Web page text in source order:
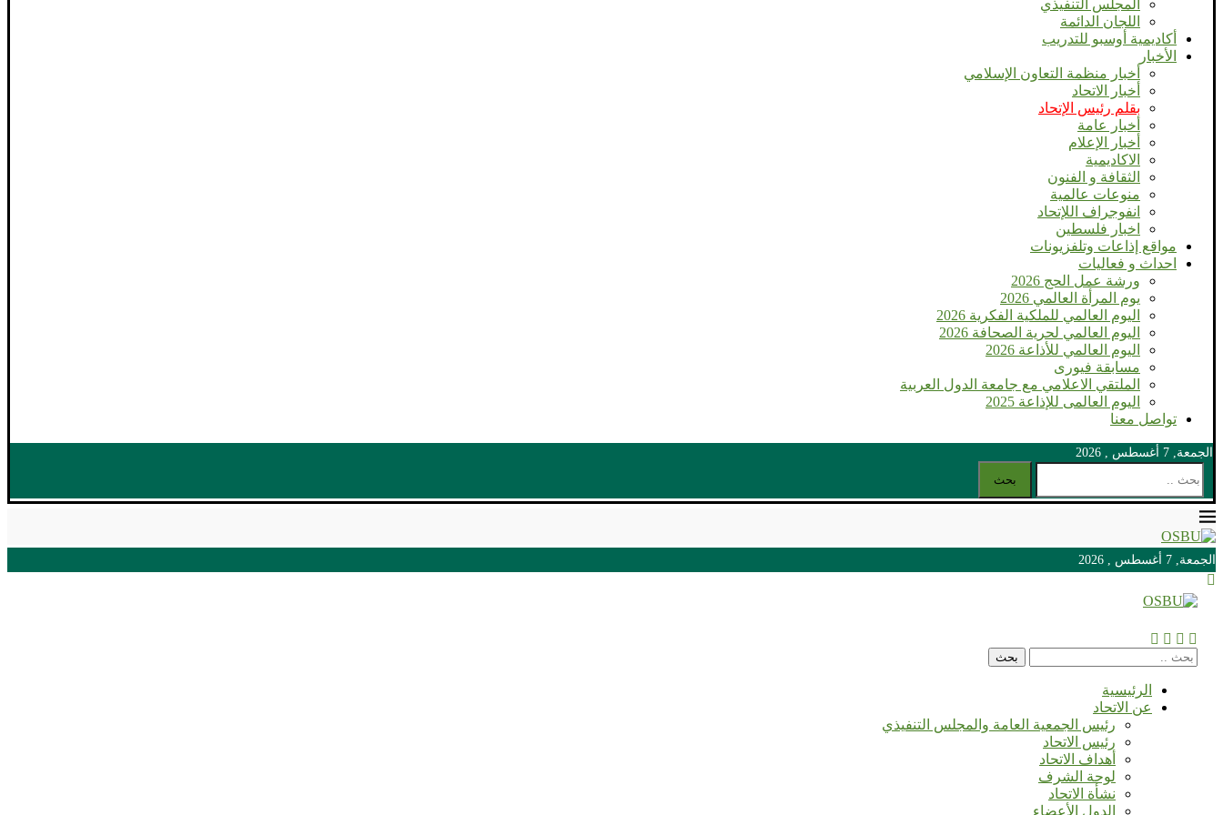
المجلس التنفيذي
اللجان الدائمة
أكاديمية أوسبو للتدريب
الأخبار
أخبار منظمة التعاون الإسلامي
أخبار الاتحاد
بقلم رئيس الإتحاد
أخبار عامة
أخبار الإعلام
الاكاديمية
الثقافة و الفنون
منوعات عالمية
انفوجراف اللإتحاد
اخبار فلسطين
مواقع إذاعات وتلفزيونات
احداث و فعاليات
ورشة عمل الحج 2026
يوم المرأة العالمي 2026
اليوم العالمي للملكية الفكرية 2026
اليوم العالمي لحرية الصحافة 2026
اليوم العالمي للأذاعة 2026
مسابقة فيورى
الملتقي الاعلامي مع جامعة الدول العربية
اليوم العالمى للإذاعة 2025
تواصل معنا
الجمعة, 7 أغسطس , 2026
بحث
الجمعة, 7 أغسطس , 2026
بحث
الرئيسية
عن الاتحاد
رئيس الجمعية العامة والمجلس التنفيذي
رئيس الاتحاد
أهداف الاتحاد
لوحة الشرف
نشأة الاتحاد
الدول الأعضاء